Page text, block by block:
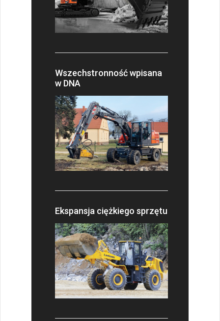
Wszechstronność wpisana
w DNA
Ekspansja ciężkiego sprzętu